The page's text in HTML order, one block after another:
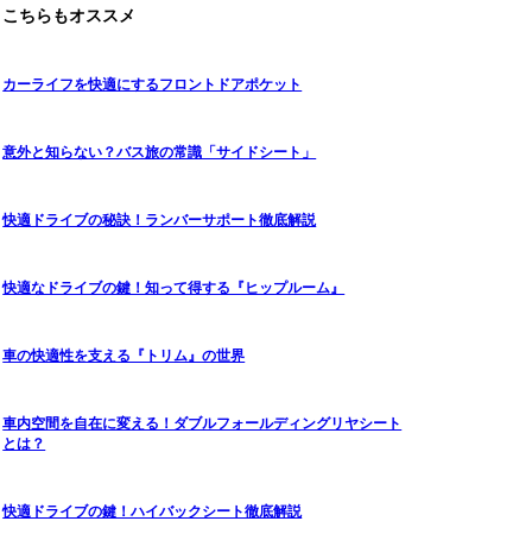
こちらもオススメ
カーライフを快適にするフロントドアポケット
意外と知らない？バス旅の常識「サイドシート」
快適ドライブの秘訣！ランバーサポート徹底解説
快適なドライブの鍵！知って得する『ヒップルーム』
車の快適性を支える『トリム』の世界
車内空間を自在に変える！ダブルフォールディングリヤシート
とは？
快適ドライブの鍵！ハイバックシート徹底解説